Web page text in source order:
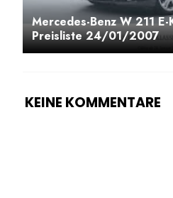
Mercedes-Benz W 211
Preisliste 24/01/2007
KEINE KOMMENTARE